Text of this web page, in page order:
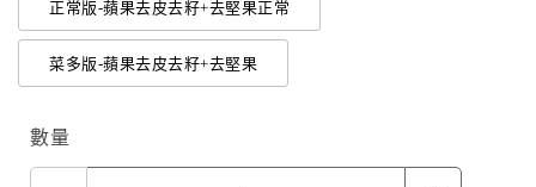
正常版-蘋果去皮去籽+去堅果正常
菜多版-蘋果去皮去籽+去堅果
數量